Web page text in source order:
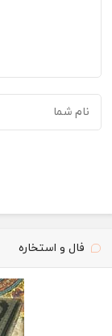
فال و استخاره